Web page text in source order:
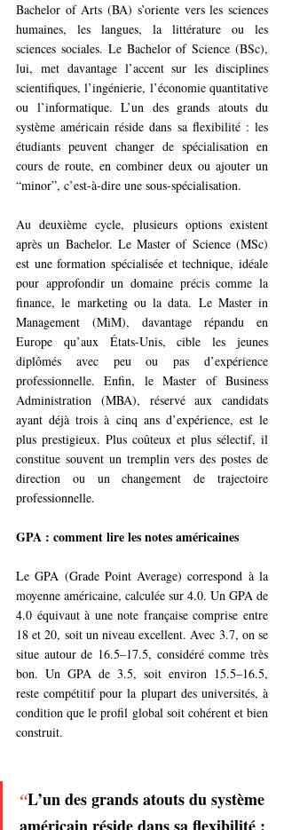
Bachelor of Arts (BA) s’oriente vers les sciences
humaines, les langues, la littérature ou les
sciences sociales. Le Bachelor of Science (BSc),
lui, met davantage l’accent sur les disciplines
scientifiques, l’ingénierie, l’économie quantitative
ou l’informatique. L’un des grands atouts du
système américain réside dans sa flexibilité : les
étudiants peuvent changer de spécialisation en
cours de route, en combiner deux ou ajouter un
“minor”, c’est-à-dire une sous-spécialisation.
Au deuxième cycle, plusieurs options existent
après un Bachelor. Le Master of Science (MSc)
est une formation spécialisée et technique, idéale
pour approfondir un domaine précis comme la
finance, le marketing ou la data. Le Master in
Management (MiM), davantage répandu en
Europe qu’aux États-Unis, cible les jeunes
diplômés avec peu ou pas d’expérience
professionnelle. Enfin, le Master of Business
Administration (MBA), réservé aux candidats
ayant déjà trois à cinq ans d’expérience, est le
plus prestigieux. Plus coûteux et plus sélectif, il
constitue souvent un tremplin vers des postes de
direction ou un changement de trajectoire
professionnelle.
GPA : comment lire les notes américaines
Le GPA (Grade Point Average) correspond à la
moyenne américaine, calculée sur 4.0. Un GPA de
4.0 équivaut à une note française comprise entre
18 et 20, soit un niveau excellent. Avec 3.7, on se
situe autour de 16.5–17.5, considéré comme très
bon. Un GPA de 3.5, soit environ 15.5–16.5,
reste compétitif pour la plupart des universités, à
condition que le profil global soit cohérent et bien
construit.
“L’un des grands atouts du système